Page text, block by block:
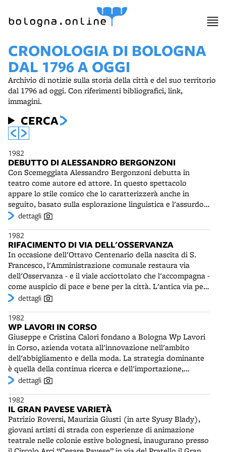
bologna.online
CRONOLOGIA DI BOLOGNA
DAL 1796 A OGGI
Archivio di notizie sulla storia della città e del suo territorio
dal 1796 ad oggi. Con riferimenti bibliografici, link,
immagini.
CERCA
1982
DEBUTTO DI ALESSANDRO BERGONZONI
Con Scemeggiata Alessandro Bergonzoni debutta in
teatro come autore ed attore. In questo spettacolo
appare lo stile comico che lo caratterizzerà anche in
seguito, basato sulla esplorazione linguistica e l'assurdo.
Pochi anni dopo con Non è morto nè Flic nè Floc (1987)
pubblico. Lo spettacolo Le balene restino sedute (1989)
sarà anche un notevole successo letterario.
dettagli
1982
RIFACIMENTO DI VIA DELL'OSSERVANZA
In occasione dell'Ottavo Centenario della nascita di S.
Francesco, l'Amministrazione comunale restaura via
dell'Osservanza - e il viale acciottolato che l'accompagna -
come auspicio di pace e bene per la città. L'antica via per
la Madonna del Monte - il venerato santuario demolito
nel 1659, tracciata dall'architetto Paolo Canali. Nel 1761
fu innalzata la Croce Monumentale ai piedi della salita e
nel 1771 furono edificati i quattordici pilastrini della Via
Crucis, con terracotte di Gaetano Pignoni, scultore e
medaglista bolognese, attivo anche nel vicino convento di
San Paolo in Monte (statue di San Pietro d'Alcantara e Il
compagno di viaggio).
dettagli
1982
WP LAVORI IN CORSO
Giuseppe e Cristina Calori fondano a Bologna Wp Lavori
in Corso, azienda votata all'innovazione nell'ambito
dell'abbigliamento e della moda. La strategia dominante
è quella della continua ricerca e dell'importazione,
soprattutto dagli USA, di nuovi brand e della loro
sconosciuti o poco noti, dalle caratteristiche particolari,
fabbricati artigianalmente e destinati a durare nel tempo.
Ad esempio le scarpe Vans, capaci di aderire alle tavole
degli skateboard, o i piumini Parka, creati per i lavoratori
dell'Alaska e adatti a temperature molto rigide, o ancora
dettagli
1982
IL GRAN PAVESE VARIETÀ
Patrizio Roversi, Maurizia Giusti (in arte Syusy Blady),
giovani artisti di strada con esperienze di animazione
teatrale nelle colonie estive bolognesi, inaugurano presso